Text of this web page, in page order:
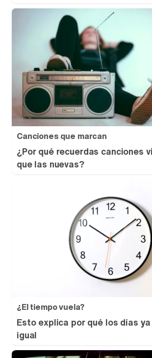
Canciones que marcan
¿Por qué recuerdas canciones
que las nuevas?
¿El tiempo vuela?
Esto explica por qué los días
igual